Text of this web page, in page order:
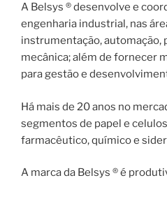
A Belsys ® desenvolve e
engenharia industrial, nas
instrumentação, automação,
mecânica; além de fornecer
para gestão e
Há mais de 20 anos no
segmentos de papel e
farmacêutico, químico e
A marca da Belsys ® é